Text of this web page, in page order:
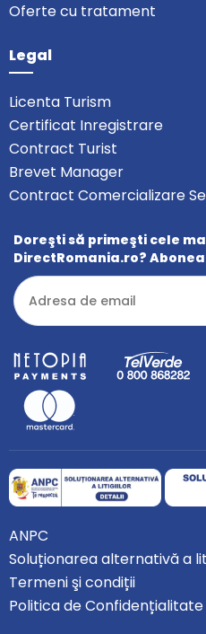
Oferte cu tratament
Legal
Licenta Turism
Certificat Inregistrare
Contract Turist
Brevet Manager
Contract Comercializare
Doreşti să primeşti cele
DirectRomania.ro?
ANPC
Soluționarea alternativă a
Termeni şi condiții
Politica de Confidențialitate